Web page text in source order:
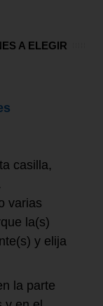
A ELEGIR
casilla,
varias
la(s)
y elija
la parte